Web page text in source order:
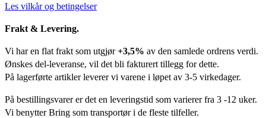
Les vilkår og betingelser
Frakt & Levering.
Vi har en flat frakt som utgjør+3,5% av den samlede ordrens verdi.
Ønskes del-leveranse, vil det bli fakturert tillegg for dette.
På lagerførte artikler leverer vi varene i løpet av 3-5 virkedager.
På bestillingsvarer er det en leveringstid som varierer fra 3 -12 uker.
Vi benytter Bring som transportør i de fleste tilfeller.